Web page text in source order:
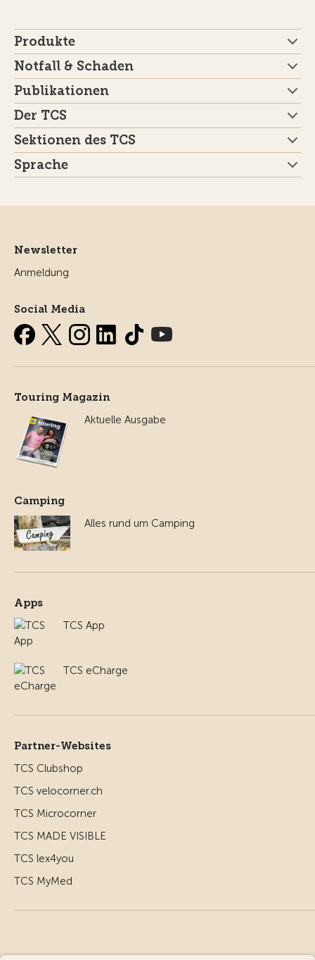
Produkte
Notfall & Schaden
Publikationen
Der TCS
Sektionen des TCS
Sprache
Newsletter
Anmeldung
Social Media
Touring Magazin
Aktuelle Ausgabe
Camping
Alles rund um Camping
Apps
TCS App
TCS eCharge
Partner-Websites
TCS Clubshop
TCS velocorner.ch
TCS Microcorner
TCS MADE VISIBLE
TCS lex4you
TCS MyMed